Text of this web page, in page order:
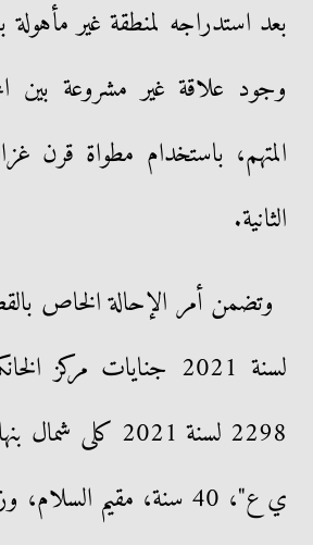
بعد استدراجه لمنطقة غير
وجود علاقة غير مشروعة بين
المتهم، باستخدام مطواة قرن
الثانية.
لسنة 2021 جنايات مركز
2298 لسنة 2021
ي ع"، 40 سنة، مقيم